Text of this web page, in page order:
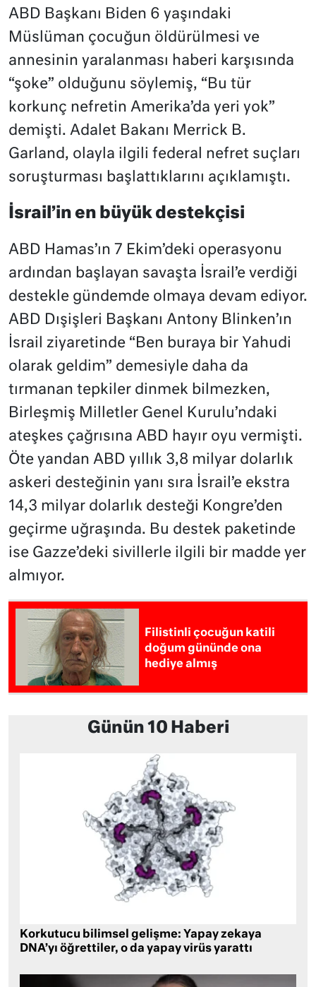
ABD Başkanı Biden 6 yaşındaki
Müslüman çocuğun öldürülmesi ve
annesinin yaralanması haberi karşısında
“şoke” olduğunu söylemiş, “Bu tür
korkunç nefretin Amerika’da yeri yok”
demişti. Adalet Bakanı Merrick B.
Garland, olayla ilgili federal nefret suçları
soruşturması başlattıklarını açıklamıştı.
İsrail’in en büyük destekçisi
ABD Hamas’ın 7 Ekim’deki operasyonu
ardından başlayan savaşta İsrail’e verdiği
destekle gündemde olmaya devam ediyor.
ABD Dışişleri Başkanı Antony Blinken’ın
İsrail ziyaretinde “Ben buraya bir Yahudi
olarak geldim” demesiyle daha da
tırmanan tepkiler dinmek bilmezken,
Birleşmiş Milletler Genel Kurulu’ndaki
ateşkes çağrısına ABD hayır oyu vermişti.
Öte yandan ABD yıllık 3,8 milyar dolarlık
askeri desteğinin yanı sıra İsrail’e ekstra
14,3 milyar dolarlık desteği Kongre’den
geçirme uğraşında. Bu destek paketinde
ise Gazze’deki sivillerle ilgili bir madde yer
almıyor.
Filistinli çocuğun katili
doğum gününde ona
hediye almış
Günün 10 Haberi
Korkutucu bilimsel gelişme: Yapay zekaya
DNA’yı öğrettiler, o da yapay virüs yarattı